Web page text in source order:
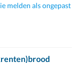
melden als ongepast